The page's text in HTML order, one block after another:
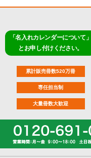
「名入れカレンダーについて」
とお申し付けください。
累計販売冊数520万冊
専任担当制
大量冊数大歓迎